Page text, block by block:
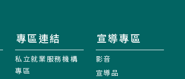
專區連結
私立就業服務機構
專區
宣導專區
影音
宣導品